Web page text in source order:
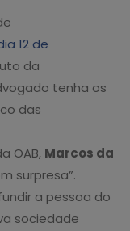
12 de
da
tenha os
das
OAB, Marcos da
surpresa”.
a pessoa do
sociedade